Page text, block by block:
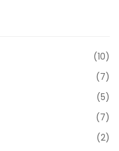
(10)
(7)
(5)
(7)
(2)